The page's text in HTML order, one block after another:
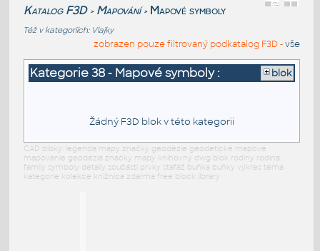
Katalog F3D > Mapování > Mapové symboly
Též v kategoriích: Vlajky
zobrazen pouze filtrovaný podkatalog F3D -vše
Kategorie 38 - Mapové symboly : blok
Žádný F3D blok v této kategorii
CAD bloky: legenda mapy značky geodézie geodetické mapové
mapovanie geodézia značky mapy knihovny dwg blok rodiny rodina
family symboly detaily součásti prvky stafáž buňka buňky výkres téma
kategorie kolekce knižnica zdarma free block library